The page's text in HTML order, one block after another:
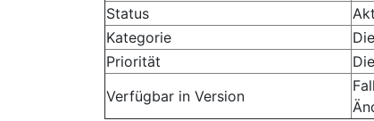
Status
Kategorie
Priorität
Verfügbar in Version